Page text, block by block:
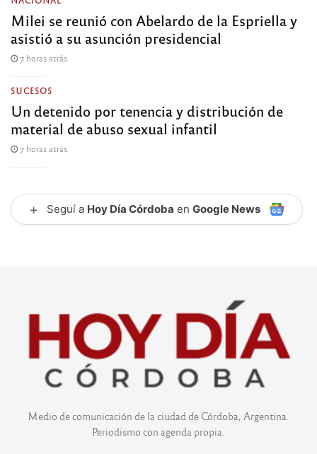
Milei se reunió con Abelardo de la Espriella y
asistió a su asunción presidencial
7 horas atrás
SUCESOS
Un detenido por tenencia y distribución de
material de abuso sexual infantil
7 horas atrás
+ Seguí a Hoy Día Córdoba en Google News
Medio de comunicación de la ciudad de Córdoba, Argentina.
Periodismo con agenda propia.